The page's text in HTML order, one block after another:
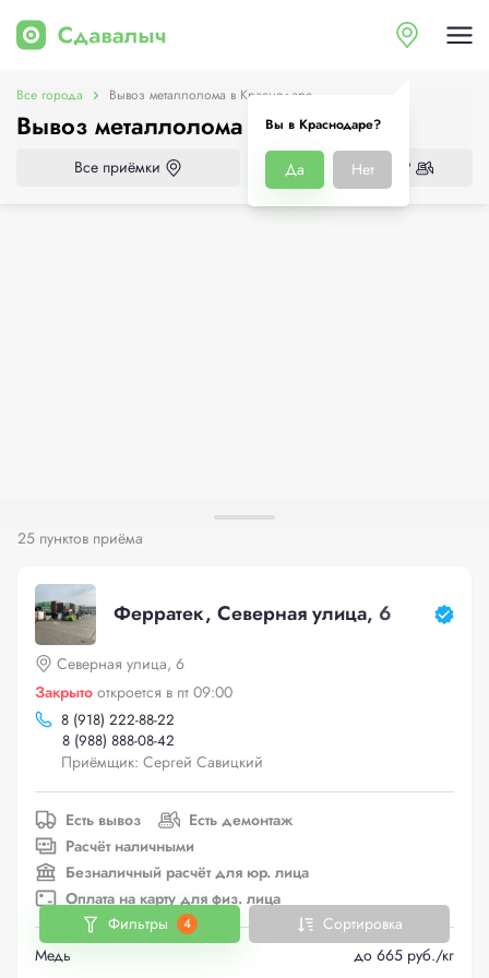
Вы в Краснодаре?
Да Нет
Все города Вывоз металлолома в Краснодаре
Вывоз металлолома в Краснодаре
Все приёмки Нужен демонтаж?
25 пунктов приёма
Ферратек, Северная улица, 6
Северная улица, 6
Закрыто откроется в пт 09:00
8 (918) 222-88-22
8 (988) 888-08-42
Приёмщик: Сергей Савицкий
Есть вывоз
Есть демонтаж
Расчёт наличными
Безналичный расчёт для юр. лица
Оплата на карту для физ. лица
Медь
до 665 руб./кг
Фильтры 4 Сортировка